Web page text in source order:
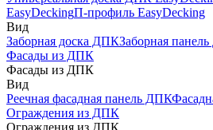
EasyDeckingП-профиль EasyDecking
Вид
Заборная доска ДПКЗаборная
Фасады из ДПК
Фасады из ДПК
Вид
Реечная фасадная панель ДПК
Ограждения из ДПК
Ограждения из ДПК